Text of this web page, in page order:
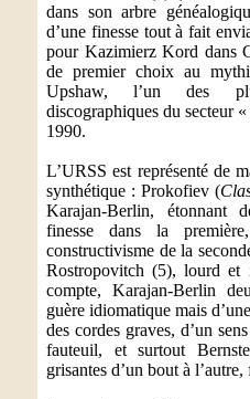
dans son arbre
d’une finesse tout à fait
pour Kazimierz Kord dans
de premier choix au
Upshaw, l’un des
discographiques du secteur
1990.
L’URSS est représenté de
synthétique : Prokofiev (
Karajan-Berlin, étonnant
finesse dans la
constructivisme de la
Rostropovitch (5), lourd et
compte, Karajan-Berlin
guère idiomatique mais
des cordes graves, d’un
fauteuil, et surtout
grisantes d’un bout à